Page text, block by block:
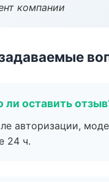
компании
оставить
авторизации,
24 ч.